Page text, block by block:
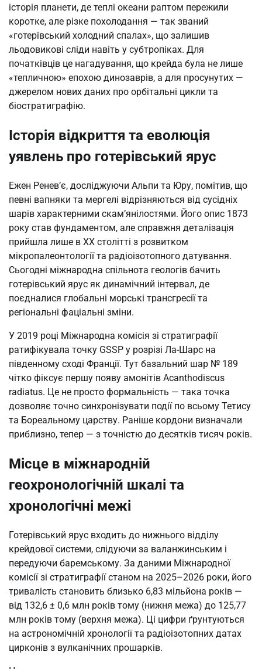
історія планети, де теплі океани раптом пережили
коротке, але різке похолодання — так званий
«готерівський холодний спалах», що залишив
льодовикові сліди навіть у субтропіках. Для
початківців це нагадування, що крейда була не лише
«тепличною» епохою динозаврів, а для просунутих —
джерелом нових даних про орбітальні цикли та
біостратиграфію.
Історія відкриття та еволюція
уявлень про готерівський ярус
Ежен Ренев’є, досліджуючи Альпи та Юру, помітив, що
певні вапняки та мергелі відрізняються від сусідніх
шарів характерними скам’янілостями. Його опис 1873
року став фундаментом, але справжня деталізація
прийшла лише в XX столітті з розвитком
мікропалеонтології та радіоізотопного датування.
Сьогодні міжнародна спільнота геологів бачить
готерівський ярус як динамічний інтервал, де
поєдналися глобальні морські трансгресії та
регіональні фаціальні зміни.
У 2019 році Міжнародна комісія зі стратиграфії
ратифікувала точку GSSP у розрізі Ла-Шарс на
південному сході Франції. Тут базальний шар № 189
чітко фіксує першу появу амонітів Acanthodiscus
radiatus. Це не просто формальність — така точка
дозволяє точно синхронізувати події по всьому Тетису
та Бореальному царству. Раніше кордони визначали
приблизно, тепер — з точністю до десятків тисяч років.
Місце в міжнародній
геохронологічній шкалі та
хронологічні межі
Готерівський ярус входить до нижнього відділу
крейдової системи, слідуючи за валанжинським і
передуючи баремському. За даними Міжнародної
комісії зі стратиграфії станом на 2025–2026 роки, його
тривалість становить близько 6,83 мільйона років —
від 132,6 ± 0,6 млн років тому (нижня межа) до 125,77
млн років тому (верхня межа). Ці цифри ґрунтуються
на астрономічній хронології та радіоізотопних датах
цирконів з вулканічних прошарків.